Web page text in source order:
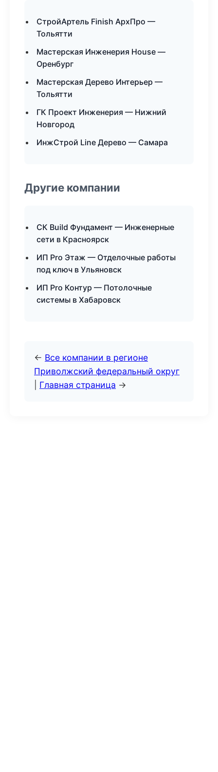
СтройАртель Finish АрхПро —
Тольятти
Мастерская Инженерия House —
Оренбург
Мастерская Дерево Интерьер —
Тольятти
ГК Проект Инженерия — Нижний
Новгород
ИнжСтрой Line Дерево — Самара
Другие компании
СК Build Фундамент — Инженерные
сети в Красноярск
ИП Pro Этаж — Отделочные работы
под ключ в Ульяновск
ИП Pro Контур — Потолочные
системы в Хабаровск
← Все компании в регионе
Приволжский федеральный округ
Главная страница →